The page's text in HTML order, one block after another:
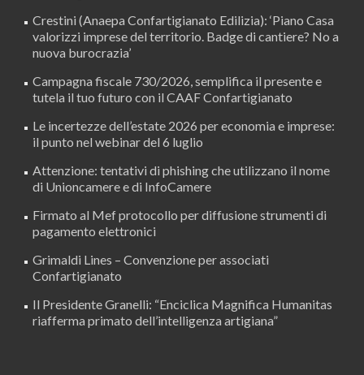
Crestini (Anaepa Confartigianato Edilizia): ‘Piano Casa
valorizzi imprese del territorio. Badge di cantiere? No a
nuova burocrazia’
Campagna fiscale 730/2026, semplifica il presente e
tutela il tuo futuro con il CAAF Confartigianato
Le incertezze dell’estate 2026 per economia e imprese:
il punto nel webinar del 6 luglio
Attenzione: tentativi di phishing che utilizzano il nome
di Unioncamere e di InfoCamere
Firmato al Mef protocollo per diffusione strumenti di
pagamento elettronici
Grimaldi Lines – Convenzione per associati
Confartigianato
Il Presidente Granelli: “Enciclica Magnifica Humanitas
riafferma primato dell’intelligenza artigiana”